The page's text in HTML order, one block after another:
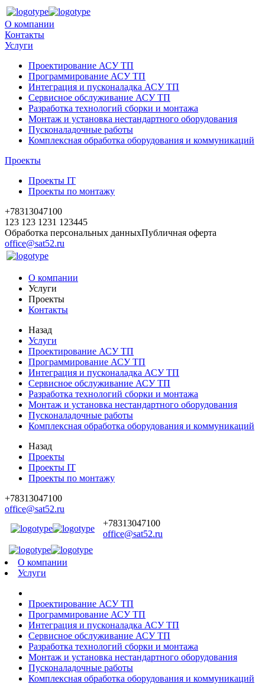
О компании
Контакты
Услуги
Проектирование АСУ ТП
Программирование АСУ ТП
Интеграция и пусконаладка АСУ ТП
Сервисное обслуживание АСУ ТП
Разработка технологий сборки и монтажа
Монтаж и установка нестандартного оборудования
Пусконаладочные работы
Комплексная обработка оборудования и коммуникаций
Проекты
Проекты IT
Проекты по монтажу
+78313047100
123 123 1231 123445
Обработка персональных данныхПубличная оферта
office@sat52.ru
О компании
Услуги
Проекты
Контакты
Назад
Услуги
Проектирование АСУ ТП
Программирование АСУ ТП
Интеграция и пусконаладка АСУ ТП
Сервисное обслуживание АСУ ТП
Разработка технологий сборки и монтажа
Монтаж и установка нестандартного оборудования
Пусконаладочные работы
Комплексная обработка оборудования и коммуникаций
Назад
Проекты
Проекты IT
Проекты по монтажу
+78313047100
office@sat52.ru
+78313047100
office@sat52.ru
О компании
Услуги
Проектирование АСУ ТП
Программирование АСУ ТП
Интеграция и пусконаладка АСУ ТП
Сервисное обслуживание АСУ ТП
Разработка технологий сборки и монтажа
Монтаж и установка нестандартного оборудования
Пусконаладочные работы
Комплексная обработка оборудования и коммуникаций